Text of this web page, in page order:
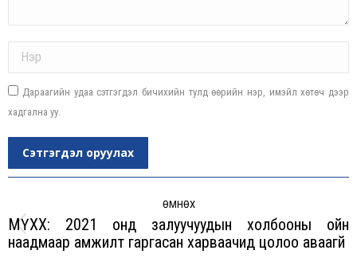
Дараагийн удаа сэтгэгдэл бичихийн тулд өөрийн нэр, имэйл хөтөч дээр
хадгална уу.
Сэтгэгдэл оруулах
navigation
ӨМНӨХ
Previous
post:
МҮХХ: 2021 онд залуучуудын холбооны ойн
наадмаар амжилт гаргасан харваачид цолоо аваагүй